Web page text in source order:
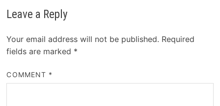
Leave a Reply
Your email address will not be published. Required
fields are marked *
COMMENT *